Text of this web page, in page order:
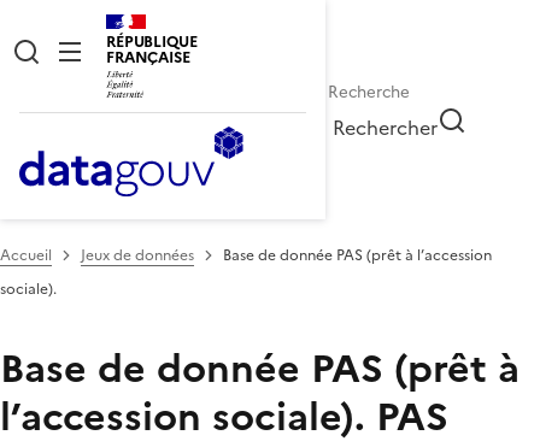
RÉPUBLIQUE
FRANÇAISE
Rechercher
Accueil Jeux de données
Base de donnée PAS (prêt à l’accession
sociale).
Base de donnée PAS (prêt à
l’accession sociale). PAS